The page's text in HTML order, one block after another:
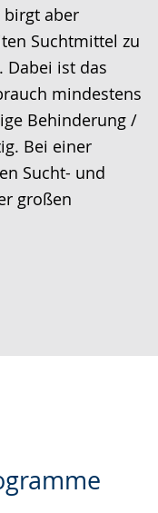
birgt aber
Suchtmittel zu
Dabei ist das
mindestens
Behinderung /
Bei einer
Sucht- und
großen